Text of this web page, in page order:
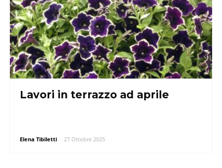
Lavori in terrazzo ad aprile
Elena Tibiletti - 27 Ottobre 2025